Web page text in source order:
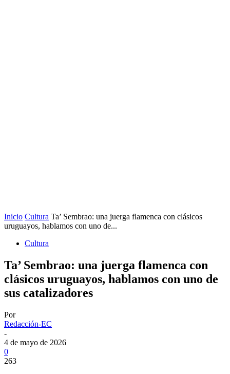
Inicio Cultura Ta’ Sembrao: una juerga flamenca con clásicos
uruguayos, hablamos con uno de...
Cultura
Ta’ Sembrao: una juerga flamenca con
clásicos uruguayos, hablamos con uno de
sus catalizadores
Por
Redacción-EC
-
4 de mayo de 2026
0
263